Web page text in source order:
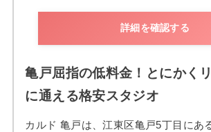
詳細を確認する
亀戸屈指の低料金！とにかく
に通える格安スタジオ
カルド 亀戸は、江東区亀戸5丁目にあ